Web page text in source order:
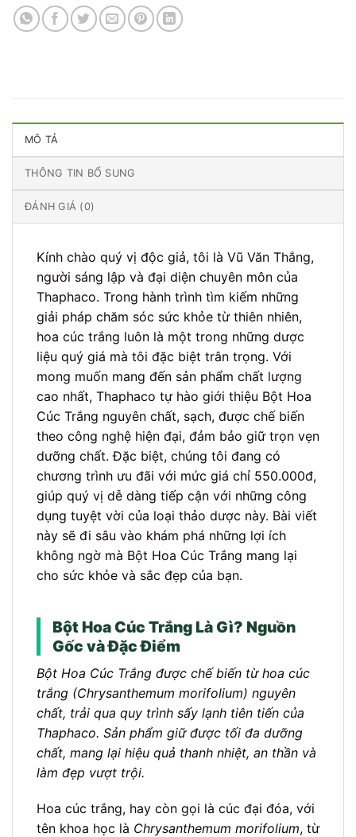
MÔ TẢ
THÔNG TIN BỔ SUNG
ĐÁNH GIÁ (0)
Kính chào quý vị độc giả, tôi là Vũ Văn Thắng,
người sáng lập và đại diện chuyên môn của
Thaphaco. Trong hành trình tìm kiếm những
giải pháp chăm sóc sức khỏe từ thiên nhiên,
hoa cúc trắng luôn là một trong những dược
liệu quý giá mà tôi đặc biệt trân trọng. Với
mong muốn mang đến sản phẩm chất lượng
cao nhất, Thaphaco tự hào giới thiệu Bột Hoa
Cúc Trắng nguyên chất, sạch, được chế biến
theo công nghệ hiện đại, đảm bảo giữ trọn vẹn
dưỡng chất. Đặc biệt, chúng tôi đang có
chương trình ưu đãi với mức giá chỉ 550.000đ,
giúp quý vị dễ dàng tiếp cận với những công
dụng tuyệt vời của loại thảo dược này. Bài viết
này sẽ đi sâu vào khám phá những lợi ích
không ngờ mà Bột Hoa Cúc Trắng mang lại
cho sức khỏe và sắc đẹp của bạn.
Bột Hoa Cúc Trắng Là Gì? Nguồn
Gốc và Đặc Điểm
Bột Hoa Cúc Trắng được chế biến từ hoa cúc
trắng (Chrysanthemum morifolium) nguyên
chất, trải qua quy trình sấy lạnh tiên tiến của
Thaphaco. Sản phẩm giữ được tối đa dưỡng
chất, mang lại hiệu quả thanh nhiệt, an thần và
làm đẹp vượt trội.
Hoa cúc trắng, hay còn gọi là cúc đại đóa, với
tên khoa học là Chrysanthemum morifolium, từ